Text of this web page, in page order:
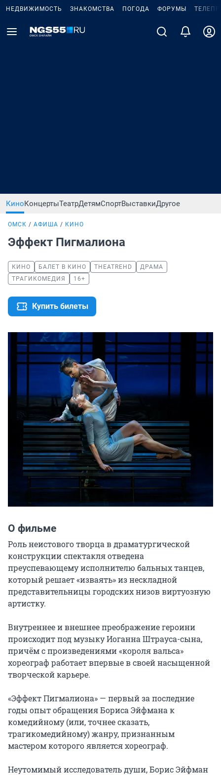
НЕДВИЖИМОСТЬ ЗНАКОМСТВА ПОГОДА ФОРУМЫ
КиноКонцертыТеатрДетямСпортВыставкиДругое
ОМСК АФИША КИНО
Эффект Пигмалиона
КИНО БАЛЕТ В КИНО THEATREHD
ДРАМА
ТРАГИКОМЕДИЯ
16+
Купить билеты
О фильме
Роль неистового творца в драматургической
конструкции спектакля отведена
преуспевающему исполнителю бальных танцев,
который решает «изваять» из нескладной
представительницы городских низов виртуозную
артистку.
Внутреннее и внешнее преображение героини
происходит под музыку Иоганна Штрауса-сына,
причём с произведениями «короля вальса»
хореограф работает впервые в своей насыщенной
творческой карьере.
«Эффект Пигмалиона» — первый за последние
годы опыт обращения Бориса Эйфмана к
комедийному (или, точнее сказать,
трагикомедийному) жанру, признанным
мастером которого является хореограф.
Неутомимый исследователь души, Борис Эйфман